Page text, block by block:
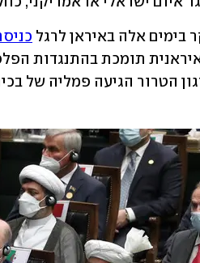
בימים אלה באיראן לרגל